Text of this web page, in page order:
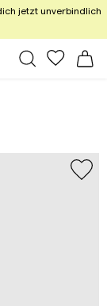
jetzt unverbindlich
Alle Taschen
Meine